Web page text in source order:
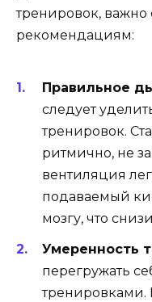
тренировок, важно
рекомендациям:
Правильное
следует
тренировок.
ритмично, не
вентиляция
подаваемый
мозгу, что
Умеренность
перегружать
тренировками.